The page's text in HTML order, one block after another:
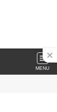
MENU